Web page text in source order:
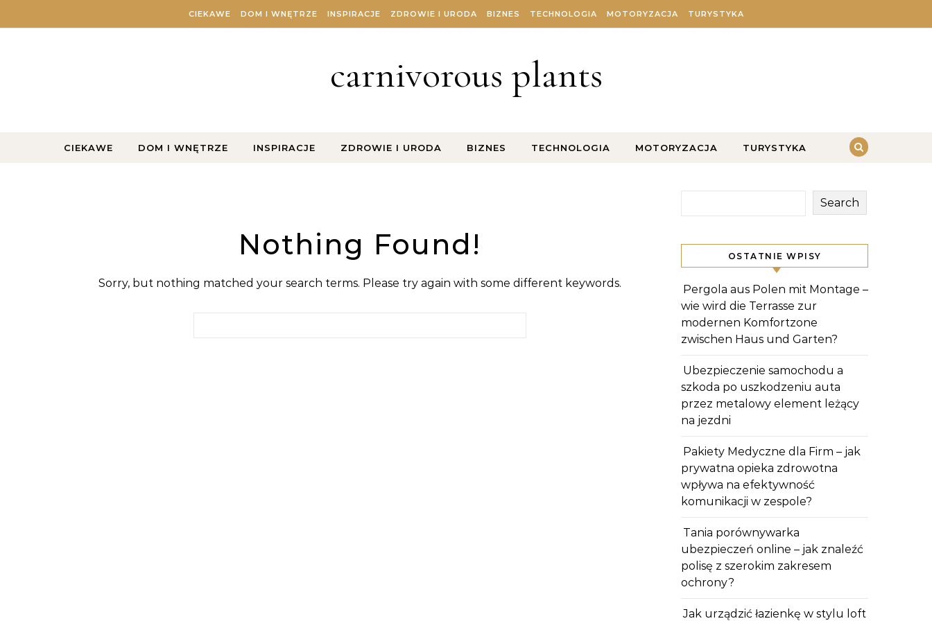
CIEKAWE DOM I WNĘTRZE INSPIRACJE ZDROWIE I URODA BIZNES TECHNOLOGIA MOTORYZACJA TURYSTYKA
carnivorous plants
CIEKAWE DOM I WNĘTRZE INSPIRACJE ZDROWIE I URODA BIZNES TECHNOLOGIA MOTORYZACJA TURYSTYKA
Nothing Found!
Sorry, but nothing matched your search terms. Please try again with some different keywords.
Search
OSTATNIE WPISY
Pergola aus Polen mit Montage –
wie wird die Terrasse zur
modernen Komfortzone
zwischen Haus und Garten?
Ubezpieczenie samochodu a
szkoda po uszkodzeniu auta
przez metalowy element leżący
na jezdni
Pakiety Medyczne dla Firm – jak
prywatna opieka zdrowotna
wpływa na efektywność
komunikacji w zespole?
Tania porównywarka
ubezpieczeń online – jak znaleźć
polisę z szerokim zakresem
ochrony?
Jak urządzić łazienkę w stylu loft